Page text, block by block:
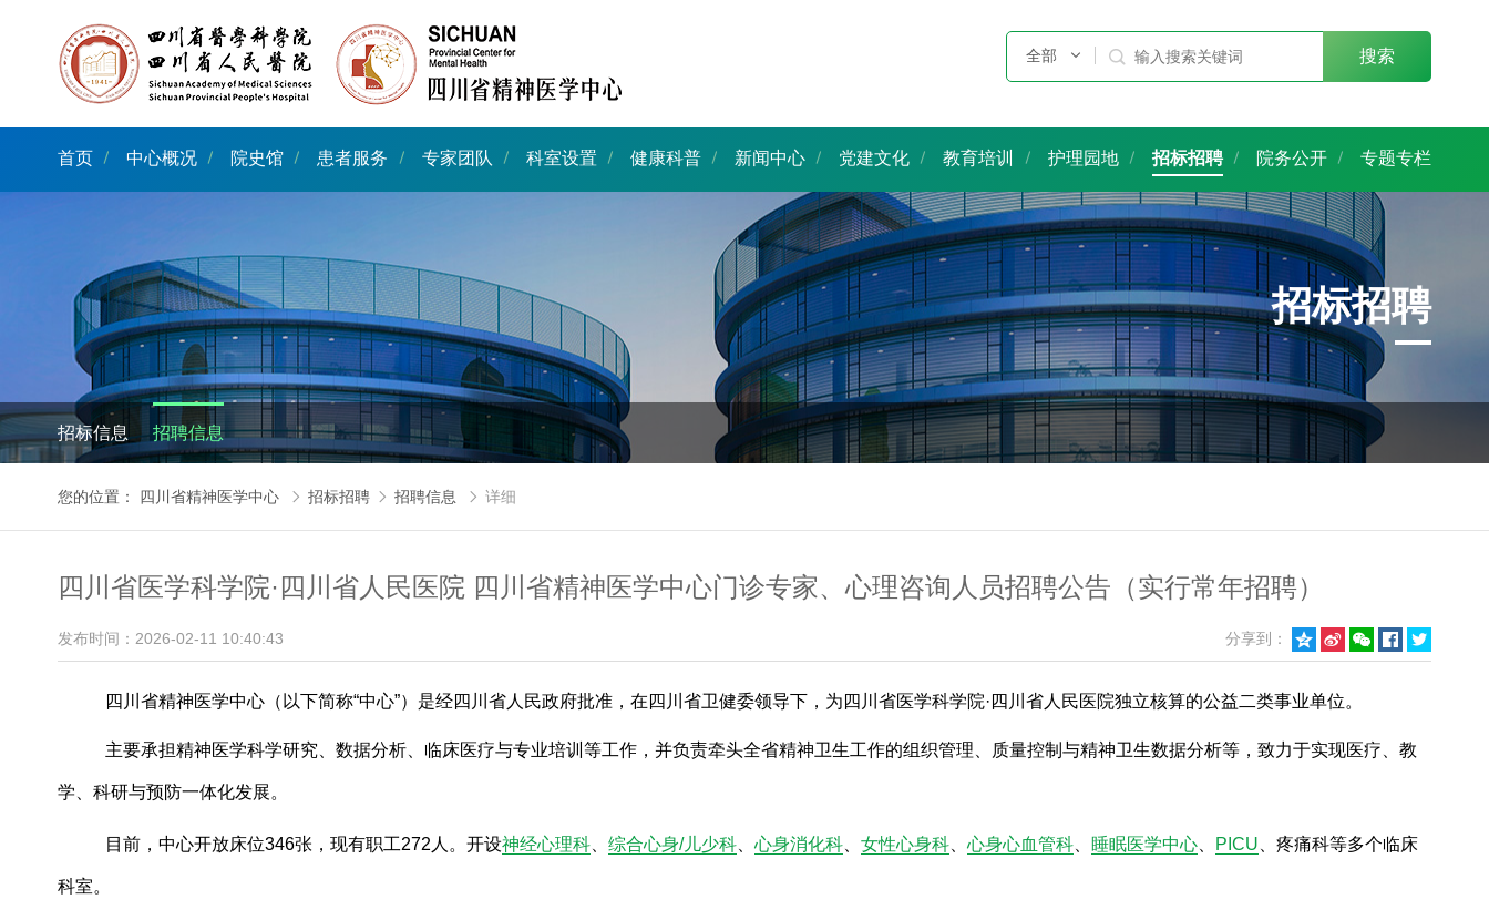
全部  搜索
首页 中心概况 院史馆 患者服务 专家团队 科室设置 健康科普 新闻中心 党建文化 教育培训 护理园地 招标招聘 院务公开 专题专栏
招标招聘
招标信息 招聘信息
您的位置： 四川省精神医学中心  招标招聘  招聘信息  详细
四川省医学科学院·四川省人民医院 四川省精神医学中心门诊专家、心理咨询人员招聘公告（实行常年招聘）
发布时间：2026-02-11 10:40:43 分享到：     
四川省精神医学中心（以下简称“中心”）是经四川省人民政府批准，在四川省卫健委领导下，为四川省医学科学院·四川省人民医院独立核算的公益二类事业单位。
主要承担精神医学科学研究、数据分析、临床医疗与专业培训等工作，并负责牵头全省精神卫生工作的组织管理、质量控制与精神卫生数据分析等，致力于实现医疗、教
学、科研与预防一体化发展。
目前，中心开放床位346张，现有职工272人。开设神经心理科 综合心身/儿少科 心身消化科 女性心身科 心身心血管科 睡眠医学中心 PICU 、疼痛科等多个临床
科室。